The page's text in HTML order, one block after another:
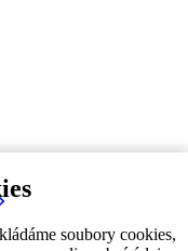
soubory cookies,